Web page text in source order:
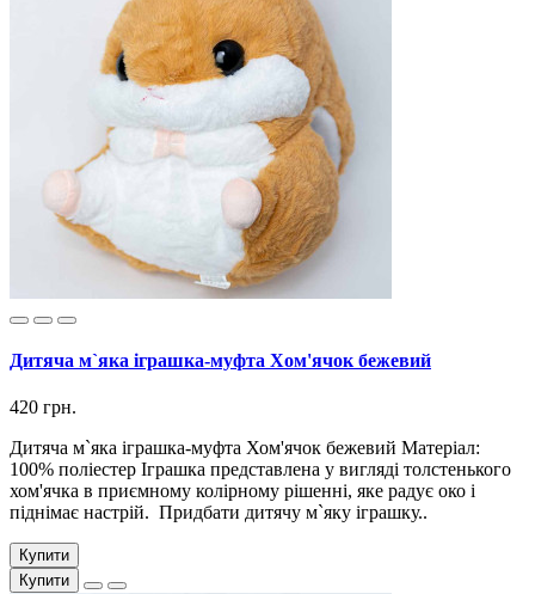
Дитяча м`яка іграшка-муфта Хом'ячок бежевий
420 грн.
Дитяча м`яка іграшка-муфта Хом'ячок бежевий Матеріал:
100% поліестер Іграшка представлена ​​у вигляді толстенького
хом'ячка в приємному колірному рішенні, яке радує око і
піднімає настрій. Придбати дитячу м`яку іграшку..
Купити
Купити